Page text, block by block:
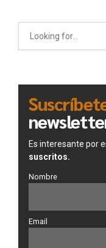
Es interesante por
suscritos.
Nombre
Email